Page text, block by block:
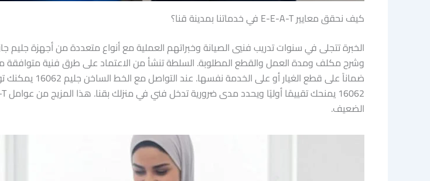
كيف نحقق معايير E-E-A-T في خدماتنا بمدينة قنا؟
الخبرة تتجلى في سنوات تدريب فنيي الصيانة وخبراتهم العملية مع أنواع متعددة من أجهزة
وشرح مكلف ومدة العمل والقطع المطلوبة. السلطة تنشأ من الاعتماد على طرق فنية متوافقة
ضماناً على قطع
الضعيف.